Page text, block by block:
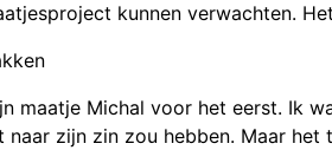
kunnen verwachten.
maatje Michal voor het eerst. Ik
zijn zin zou hebben. Maar